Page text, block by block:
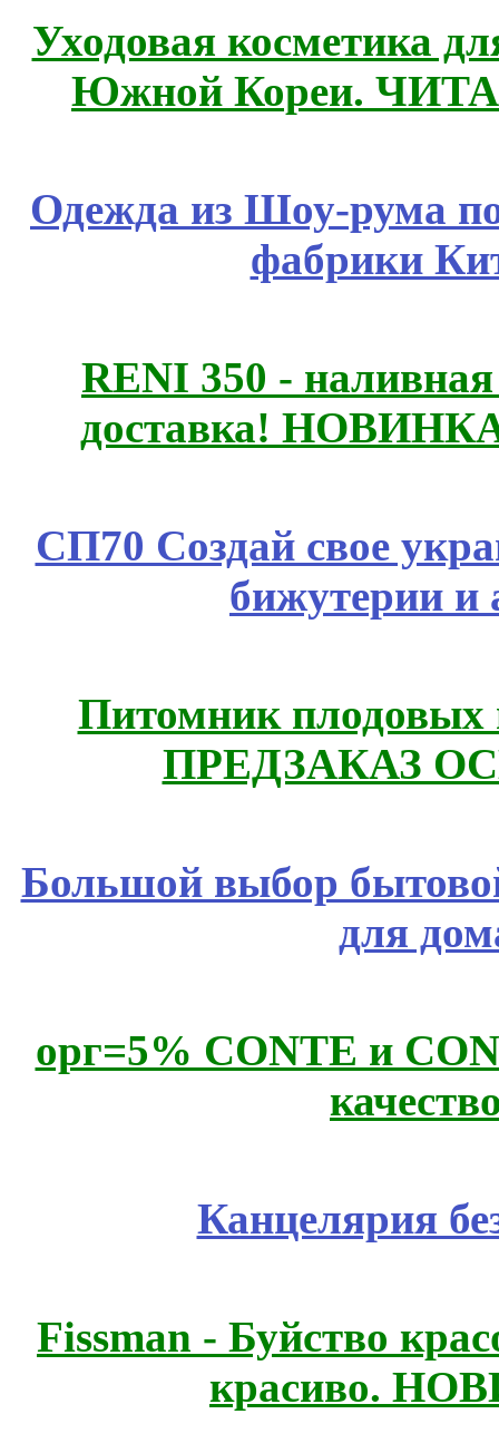
Уходовая косметика
Южной Кореи.
Одежда из Шоу-рума
фабрики
RENI 350 -
доставка!
СП70 Создай свое
бижутерии и
Питомник плодовых
ПРЕДЗАКАЗ
Большой выбор
для
орг=5% CONTE и
Канцелярия
Fissmаn - Буйство
красиво.